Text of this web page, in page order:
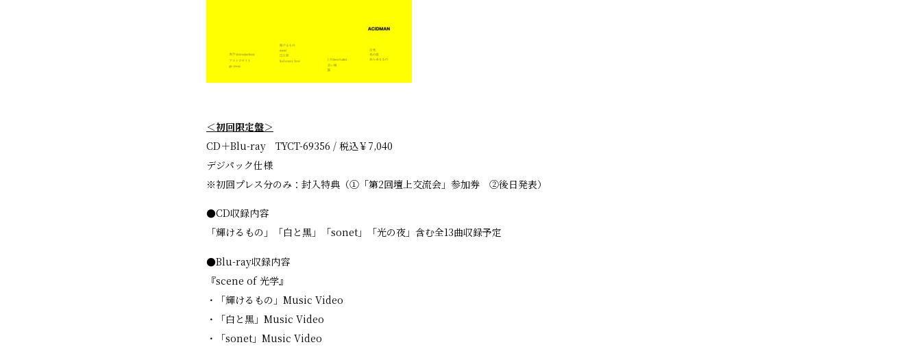
＜初回限定盤＞
CD＋Blu-ray TYCT-69356 / 税込￥7,040
デジパック仕様
※初回プレス分のみ：封入特典（①「第2回壇上交流会」参加券 ②後日発表）
●CD収録内容
「輝けるもの」「白と黒」「sonet」「光の夜」含む全13曲収録予定
●Blu-ray収録内容
『scene of 光学』
・「輝けるもの」Music Video
・「白と黒」Music Video
・「sonet」Music Video